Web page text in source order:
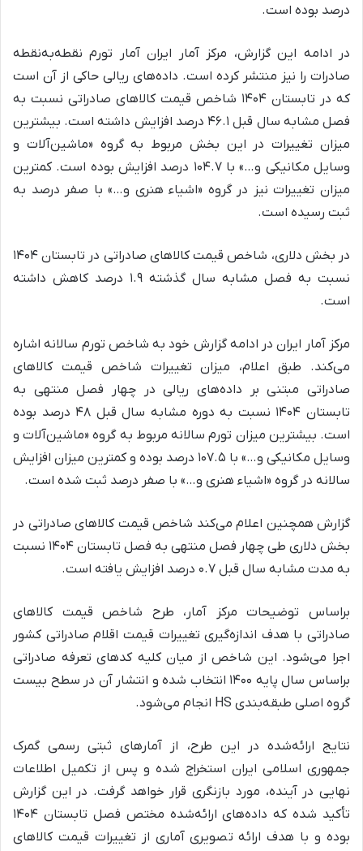
درصد بوده است.
در ادامه این گزارش، مرکز آمار ایران آمار تورم نقطه‌به‌نقطه
صادرات را نیز منتشر کرده است. داده‌های ریالی حاکی از آن است
که در تابستان ۱۴۰۴ شاخص قیمت کالاهای صادراتی نسبت به
فصل مشابه سال قبل ۴۶.۱ درصد افزایش داشته است. بیشترین
میزان تغییرات در این بخش مربوط به گروه «ماشین‌آلات و
وسایل مکانیکی و…» با ۱۰۴.۷ درصد افزایش بوده است. کمترین
میزان تغییرات نیز در گروه «اشیاء هنری و…» با صفر درصد به
ثبت رسیده است.
در بخش دلاری، شاخص قیمت کالاهای صادراتی در تابستان ۱۴۰۴
نسبت به فصل مشابه سال گذشته ۱.۹ درصد کاهش داشته
است.
مرکز آمار ایران در ادامه گزارش خود به شاخص تورم سالانه اشاره
می‌کند. طبق اعلام، میزان تغییرات شاخص قیمت کالاهای
صادراتی مبتنی بر داده‌های ریالی در چهار فصل منتهی به
تابستان ۱۴۰۴ نسبت به دوره مشابه سال قبل ۴۸ درصد بوده
است. بیشترین میزان تورم سالانه مربوط به گروه «ماشین‌آلات و
وسایل مکانیکی و…» با ۱۰۷.۵ درصد بوده و کمترین میزان افزایش
سالانه در گروه «اشیاء هنری و…» با صفر درصد ثبت شده است.
گزارش همچنین اعلام می‌کند شاخص قیمت کالاهای صادراتی در
بخش دلاری طی چهار فصل منتهی به فصل تابستان ۱۴۰۴ نسبت
به مدت مشابه سال قبل ۰.۷ درصد افزایش یافته است.
براساس توضیحات مرکز آمار، طرح شاخص قیمت کالاهای
صادراتی با هدف اندازه‌گیری تغییرات قیمت اقلام صادراتی کشور
اجرا می‌شود. این شاخص از میان کلیه کدهای تعرفه صادراتی
براساس سال پایه ۱۴۰۰ انتخاب شده و انتشار آن در سطح بیست
گروه اصلی طبقه‌بندی HS انجام می‌شود.
نتایج ارائه‌شده در این طرح، از آمارهای ثبتی رسمی گمرک
جمهوری اسلامی ایران استخراج شده و پس از تکمیل اطلاعات
نهایی در آینده، مورد بازنگری قرار خواهد گرفت. در این گزارش
تأکید شده که داده‌های ارائه‌شده مختص فصل تابستان ۱۴۰۴
بوده و با هدف ارائه تصویری آماری از تغییرات قیمت کالاهای